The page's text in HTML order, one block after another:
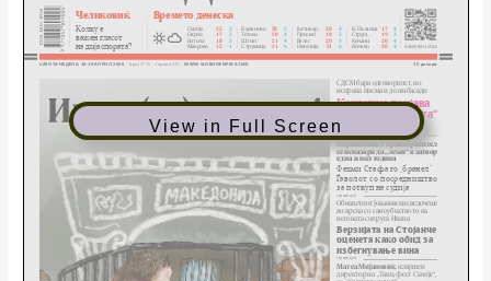
View in Full Screen